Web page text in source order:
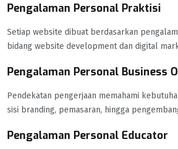
Pengalaman Personal Praktisi
Setiap website dibuat berdasarkan
bidang website development dan digital
Pengalaman Personal Business
Pendekatan pengerjaan memahami
sisi branding, pemasaran, hingga
Pengalaman Personal Educator